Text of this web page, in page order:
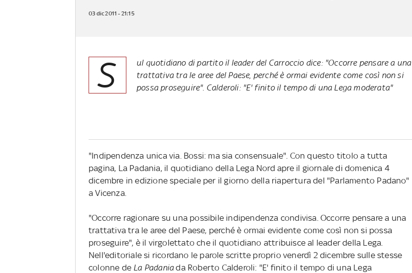
03 dic 2011 - 21:15
S
ul quotidiano di partito il leader del Carroccio dice: "Occorre pensare a una
trattativa tra le aree del Paese, perché è ormai evidente come così non si
possa proseguire". Calderoli: "E' finito il tempo di una Lega moderata"
"Indipendenza unica via. Bossi: ma sia consensuale". Con questo titolo a tutta
pagina, La Padania, il quotidiano della Lega Nord apre il giornale di domenica 4
dicembre in edizione speciale per il giorno della riapertura del "Parlamento Padano"
a Vicenza.
"Occorre ragionare su una possibile indipendenza condivisa. Occorre pensare a una
trattativa tra le aree del Paese, perché è ormai evidente come così non si possa
proseguire", è il virgolettato che il quotidiano attribuisce al leader della Lega.
Nell'editoriale si ricordano le parole scritte proprio venerdì 2 dicembre sulle stesse
colonne de La Padaniada Roberto Calderoli: "E' finito il tempo di una Lega